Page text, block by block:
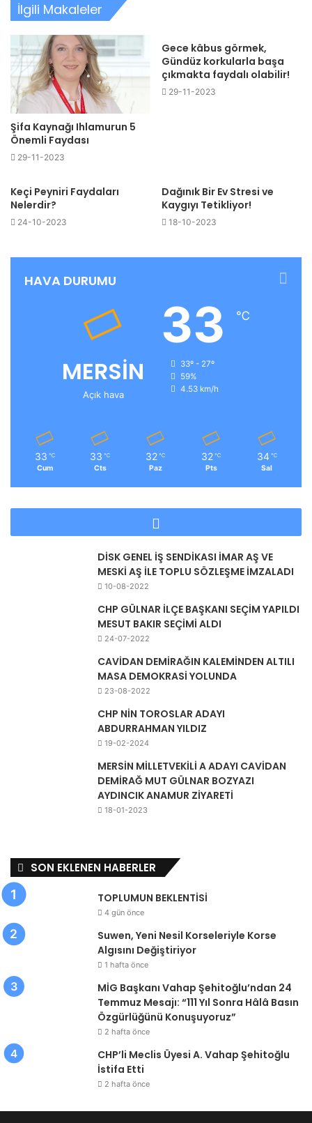
İlgili Makaleler
Şifa Kaynağı Ihlamurun 5
Önemli Faydası
29-11-2023
Gece kâbus görmek,
Gündüz korkularla başa
çıkmakta faydalı olabilir!
29-11-2023
Keçi Peyniri Faydaları
Nelerdir?
24-10-2023
Dağınık Bir Ev Stresi ve
Kaygıyı Tetikliyor!
18-10-2023
HAVA DURUMU
MERSİN
Açık hava
33 ℃
33º - 27º
59%
4.53 km/h
33 ℃
Cum
33 ℃
Cts
32 ℃
Paz
32 ℃
Pts
34 ℃
Sal
DİSK GENEL İŞ SENDİKASI İMAR AŞ VE
MESKİ AŞ İLE TOPLU SÖZLEŞME İMZALADI
10-08-2022
CHP GÜLNAR İLÇE BAŞKANI SEÇİM YAPILDI
MESUT BAKIR SEÇİMİ ALDI
24-07-2022
CAVİDAN DEMİRAĞIN KALEMİNDEN ALTILI
MASA DEMOKRASİ YOLUNDA
23-08-2022
CHP NİN TOROSLAR ADAYI
ABDURRAHMAN YILDIZ
19-02-2024
MERSİN MİLLETVEKİLİ A ADAYI CAVİDAN
DEMİRAĞ MUT GÜLNAR BOZYAZI
AYDINCIK ANAMUR ZİYARETİ
18-01-2023
SON EKLENEN HABERLER
TOPLUMUN BEKLENTİSİ
4 gün önce
Suwen, Yeni Nesil Korseleriyle Korse
Algısını Değiştiriyor
1 hafta önce
MİG Başkanı Vahap Şehitoğlu’ndan 24
Temmuz Mesajı: “111 Yıl Sonra Hâlâ Basın
Özgürlüğünü Konuşuyoruz”
2 hafta önce
CHP’li Meclis Üyesi A. Vahap Şehitoğlu
İstifa Etti
2 hafta önce